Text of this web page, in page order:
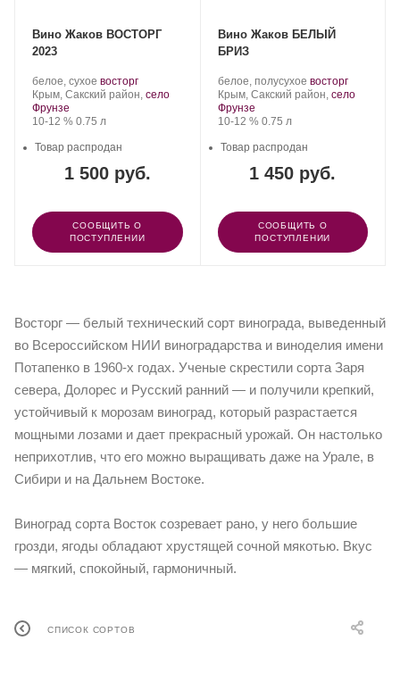
Вино Жаков ВОСТОРГ
2023
Производитель:
Жаков.
белое, сухое .
Сорт
восторг.
Регион:
Крым, Сакский район, село
Фрунзе
Крепость
10-12 %. Объем
0.75 л
1 500 руб.
Товар распродан
СООБЩИТЬ О
ПОСТУПЛЕНИИ
Вино Жаков БЕЛЫЙ
БРИЗ
Производитель:
Жаков.
белое, полусухое .
Сорт
восторг.
Регион:
Крым, Сакский район, село
Фрунзе
Крепость
10-12 %. Объем
0.75 л
1 450 руб.
Товар распродан
СООБЩИТЬ О
ПОСТУПЛЕНИИ
Восторг — белый технический сорт винограда, выведенный
во Всероссийском НИИ виноградарства и виноделия имени
Потапенко в 1960-х годах. Ученые скрестили сорта Заря
севера, Долорес и Русский ранний — и получили крепкий,
устойчивый к морозам виноград, который разрастается
мощными лозами и дает прекрасный урожай. Он настолько
неприхотлив, что его можно выращивать даже на Урале, в
Сибири и на Дальнем Востоке.
Виноград сорта Восток созревает рано, у него большие
грозди, ягоды обладают хрустящей сочной мякотью. Вкус
— мягкий, спокойный, гармоничный.
СПИСОК СОРТОВ